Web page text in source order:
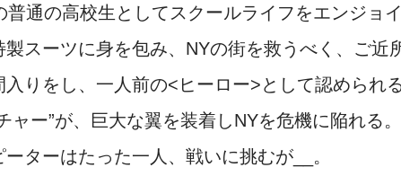
通の高校生としてスクールライフをエンジョ
スーツに身を包み、NYの街を救うべく、ご近
りをし、一人前の<ヒーロー>として認められる
ャー”が、巨大な翼を装着しNYを危機に陥れる
ターはたった一人、戦いに挑むが__。